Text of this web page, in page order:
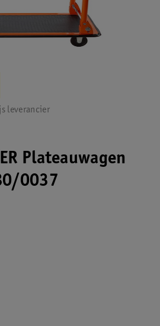
Plateauwagen
0037
leverancier